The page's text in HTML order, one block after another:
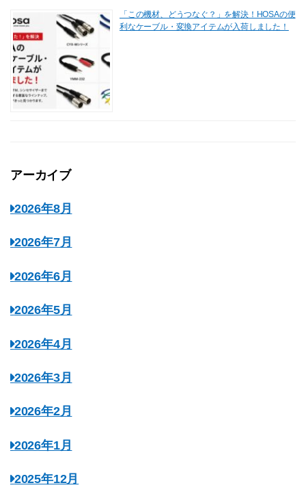
「この機材、どうつなぐ？」を解決！HOSAの便
利なケーブル・変換アイテムが入荷しました！
アーカイブ
2026年8月
2026年7月
2026年6月
2026年5月
2026年4月
2026年3月
2026年2月
2026年1月
2025年12月